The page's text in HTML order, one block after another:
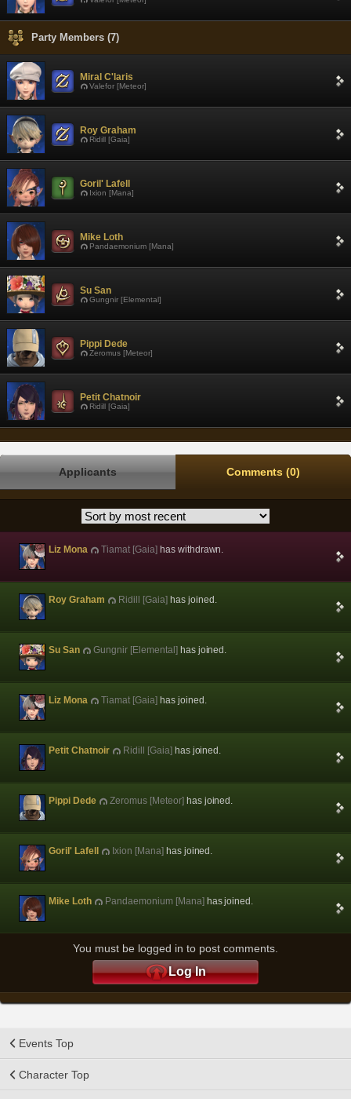
Party Members (7)
Miral C'laris
Valefor [Meteor]
Roy Graham
Ridill [Gaia]
Goril' Lafell
Ixion [Mana]
Mike Loth
Pandaemonium [Mana]
Su San
Gungnir [Elemental]
Pippi Dede
Zeromus [Meteor]
Petit Chatnoir
Ridill [Gaia]
Applicants Comments (0)
Liz Mona Tiamat [Gaia]has withdrawn.
Roy Graham Ridill [Gaia]has joined.
Su San Gungnir [Elemental]has joined.
Liz Mona Tiamat [Gaia]has joined.
Petit Chatnoir Ridill [Gaia]has joined.
Pippi Dede Zeromus [Meteor]has joined.
Goril' Lafell Ixion [Mana]has joined.
Mike Loth Pandaemonium [Mana]has joined.
You must be logged in to post comments.
Log In
Events Top
Character Top